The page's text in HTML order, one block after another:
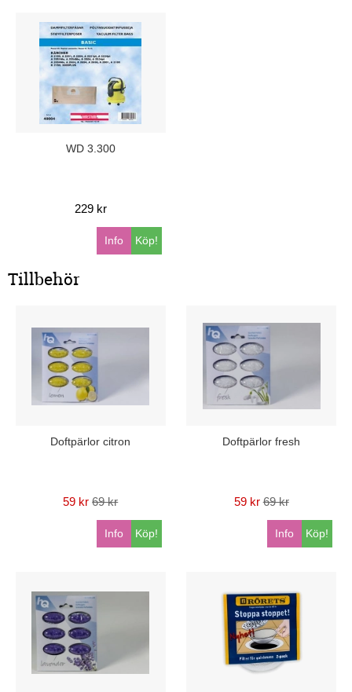
WD 3.300
229 kr
Köp!
Info
Tillbehör
Doftpärlor citron
59 kr 69 kr
Köp!
Info
Doftpärlor fresh
59 kr 69 kr
Köp!
Info